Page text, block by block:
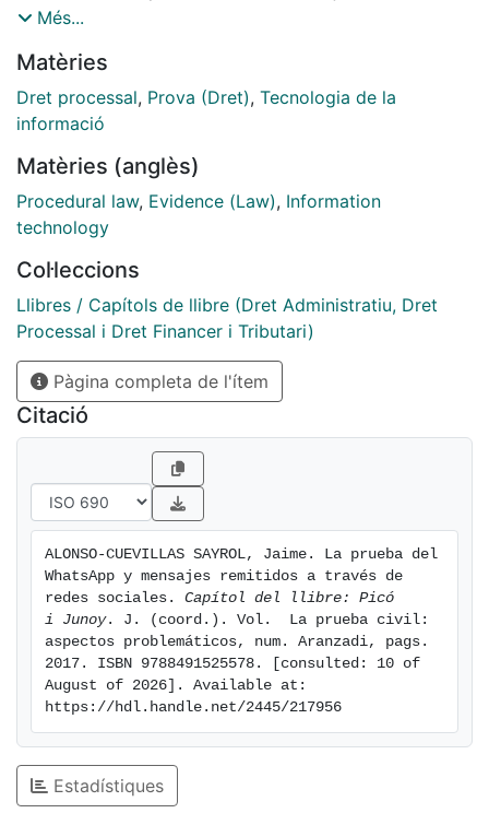
través de Whatsapp y/o redes sociales como Twitter,
analizar los principales aspectos problemáticos de
este nuevo objeto de prueba, analizando al efecto el
estado de la cuestión en nuestra doctrina y
Due to the growth of new technologies within the field
of interpersonal communications, a controversy arises
in the procedure when processing messages sent
Instagram and Facebook. This papers aims to
scrutinize the main obstacles from this commodity
currently on practice, by analysing the repercussions
when applying our doctrines and jurisprudence.
Més...
Matèries
Dret processal, Prova (Dret), Tecnologia de la
informació
Matèries (anglès)
Procedural law, Evidence (Law), Information
technology
Col·leccions
Llibres / Capítols de llibre (Dret Administratiu, Dret
Processal i Dret Financer i Tributari)
Pàgina completa de l'ítem
Citació
ALONSO-CUEVILLAS SAYROL, Jaime. La prueba del
WhatsApp y mensajes remitidos a través de
redes sociales. Capítol del llibre: Picó
i Junoy. J. (coord.). Vol.  La prueba civil:
aspectos problemáticos, num. Aranzadi, pags.
2017. ISBN 9788491525578. [consulted: 10 of
August of 2026]. Available at:
https://hdl.handle.net/2445/217956
Estadístiques